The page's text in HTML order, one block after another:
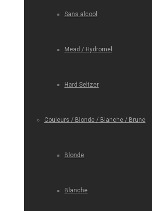
Sans alcool
Mead / Hydromel
Hard Seltzer
Couleurs / Blonde / Blanche / Brune
Blonde
Blanche